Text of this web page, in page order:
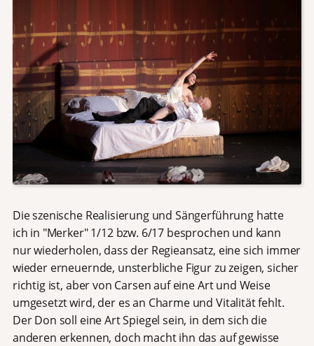
Die szenische Realisierung und Sängerführung hatte
ich in "Merker" 1/12 bzw. 6/17 besprochen und kann
nur wiederholen, dass der Regieansatz, eine sich immer
wieder erneuernde, unsterbliche Figur zu zeigen, sicher
richtig ist, aber von Carsen auf eine Art und Weise
umgesetzt wird, der es an Charme und Vitalität fehlt.
Der Don soll eine Art Spiegel sein, in dem sich die
anderen erkennen, doch macht ihn das auf gewisse